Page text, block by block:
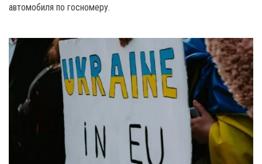
автомобиля по госномеру.